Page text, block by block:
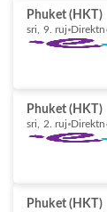
Phuket (HKT)
sri, 9. ruj
Phuket (HKT)
sri, 2. ruj
Phuket (HKT)